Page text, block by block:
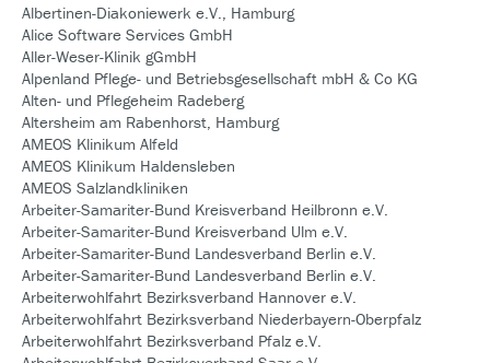
Albertinen-Diakoniewerk e.V., Hamburg
Alice Software Services GmbH
Aller-Weser-Klinik gGmbH
Alpenland Pflege- und Betriebsgesellschaft mbH & Co KG
Alten- und Pflegeheim Radeberg
Altersheim am Rabenhorst, Hamburg
AMEOS Klinikum Alfeld
AMEOS Klinikum Haldensleben
AMEOS Salzlandkliniken
Arbeiter-Samariter-Bund Kreisverband Heilbronn e.V.
Arbeiter-Samariter-Bund Kreisverband Ulm e.V.
Arbeiter-Samariter-Bund Landesverband Berlin e.V.
Arbeiter-Samariter-Bund Landesverband Berlin e.V.
Arbeiterwohlfahrt Bezirksverband Hannover e.V.
Arbeiterwohlfahrt Bezirksverband Niederbayern-Oberpfalz
Arbeiterwohlfahrt Bezirksverband Pfalz e.V.